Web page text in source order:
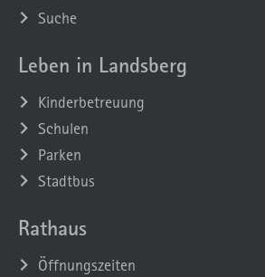
Suche
Leben in Landsberg
Kinderbetreuung
Schulen
Parken
Stadtbus
Rathaus
Öffnungszeiten